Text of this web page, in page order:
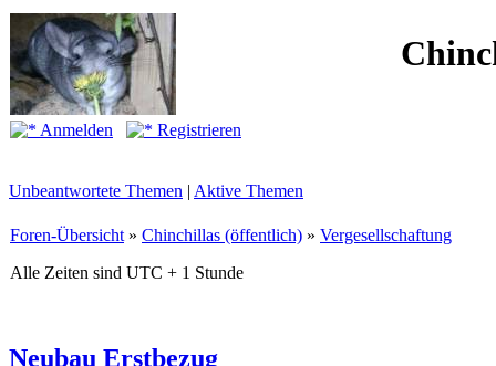
Anmelden
Registrieren
Unbeantwortete Themen | Aktive Themen
Foren-Übersicht » Chinchillas (öffentlich) » Vergesellschaftung
Alle Zeiten sind UTC + 1 Stunde
Neubau Erstbezug